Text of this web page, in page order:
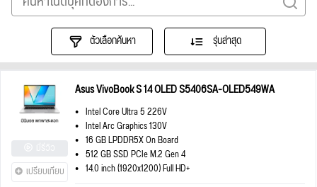
ตัวเลือกค้นหา รุ่นล่าสุด
เปรียบเทียบ
Asus VivoBook S 14 OLED S5406SA-OLED549WA
Intel Core Ultra 5 226V
Intel Arc Graphics 130V
16 GB LPDDR5X On Board
512 GB SSD PCIe M.2 Gen 4
14.0 inch (1920x1200) Full HD+